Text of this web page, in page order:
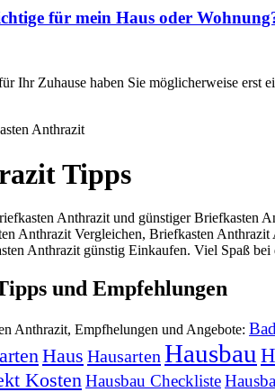
für mein Haus oder
Ihr Zuhause haben Sie möglicherweise
Anthrazit
Tipps
Anthrazit und günstiger Briefkasten
Anthrazit Vergleichen, Briefkasten
Anthrazit günstig Einkaufen. Viel Spaß
und Empfehlungen
Anthrazit, Empfhelungen und Angebote:
Haus Hausarten Hausbau
Kosten Hausbau Checkliste